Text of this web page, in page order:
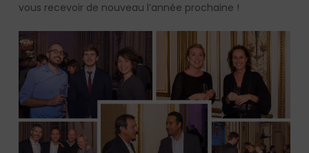
vous recevoir de nouveau l’année prochaine !